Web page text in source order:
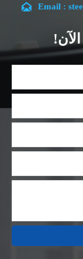
والتي تعد
فريقنا بتخصص
مع خبرة غنية في مختلف
دراية بمجموعة
الفريدة، ونضمن
لهذا الغرض
لصناعات
 Email :